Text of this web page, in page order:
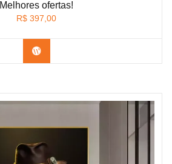
Melhores ofertas!
R$ 397,00
Confira os modelos